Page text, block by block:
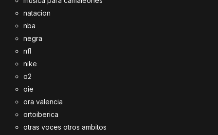
natacion
nba
negra
nfl
nike
o2
oie
ora valencia
ortoiberica
otras voces otros ambitos